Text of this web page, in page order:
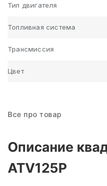
Тип двигателя
Топливная система
Трансмиссия
Цвет
Все про товар
Описание
ATV125P